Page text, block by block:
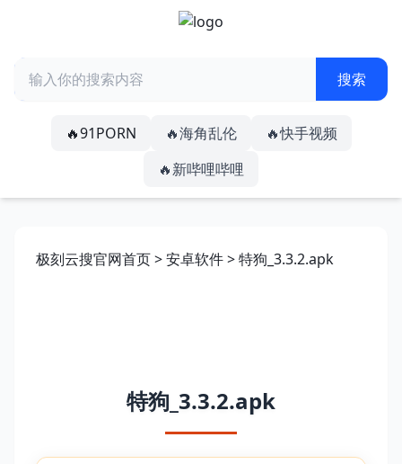
🔥91PORN 🔥海角乱伦
🔥快手视频
🔥新哔哩哔哩
极刻云搜官网首页>安卓软件> 特狗_3.3.2.apk
特狗_3.3.2.apk